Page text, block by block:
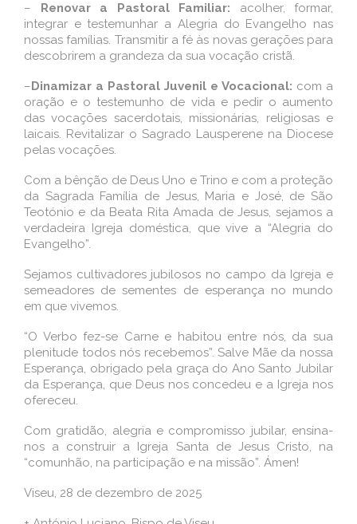
– Renovar a Pastoral Familiar: acolher, formar,
integrar e testemunhar a Alegria do Evangelho nas
nossas famílias. Transmitir a fé às novas gerações para
descobrirem a grandeza da sua vocação cristã.
–Dinamizar a Pastoral Juvenil e Vocacional: com a
oração e o testemunho de vida e pedir o aumento
das vocações sacerdotais, missionárias, religiosas e
laicais. Revitalizar o Sagrado Lausperene na Diocese
pelas vocações.
Com a bênção de Deus Uno e Trino e com a proteção
da Sagrada Família de Jesus, Maria e José, de São
Teotónio e da Beata Rita Amada de Jesus, sejamos a
verdadeira Igreja doméstica, que vive a “Alegria do
Evangelho”.
Sejamos cultivadores jubilosos no campo da Igreja e
semeadores de sementes de esperança no mundo
em que vivemos.
“O Verbo fez-se Carne e habitou entre nós, da sua
plenitude todos nós recebemos”. Salve Mãe da nossa
Esperança, obrigado pela graça do Ano Santo Jubilar
da Esperança, que Deus nos concedeu e a Igreja nos
ofereceu.
Com gratidão, alegria e compromisso jubilar, ensina-
nos a construir a Igreja Santa de Jesus Cristo, na
“comunhão, na participação e na missão”. Ámen!
Viseu, 28 de dezembro de 2025